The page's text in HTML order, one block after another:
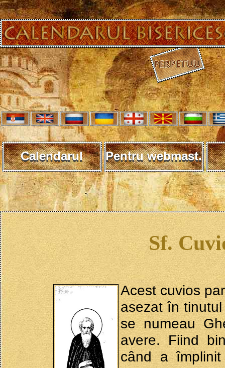
Calendarul Pentru webmast.
Sf.
Acest cuvios
asezat în
se numeau
avere. Fiind
când a